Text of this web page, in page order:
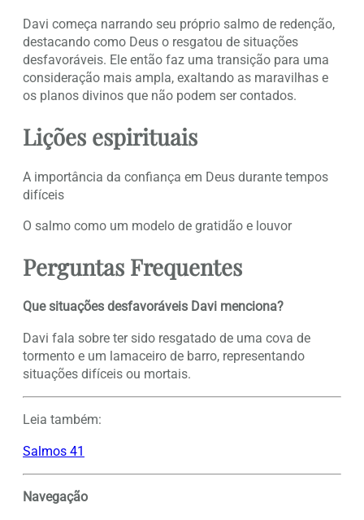
Davi começa narrando seu próprio salmo de redenção,
destacando como Deus o resgatou de situações
desfavoráveis. Ele então faz uma transição para uma
consideração mais ampla, exaltando as maravilhas e
os planos divinos que não podem ser contados.
Lições espirituais
A importância da confiança em Deus durante tempos
difíceis
O salmo como um modelo de gratidão e louvor
Perguntas Frequentes
Que situações desfavoráveis Davi menciona?
Davi fala sobre ter sido resgatado de uma cova de
tormento e um lamaceiro de barro, representando
situações difíceis ou mortais.
Leia também:
Salmos 41
Navegação